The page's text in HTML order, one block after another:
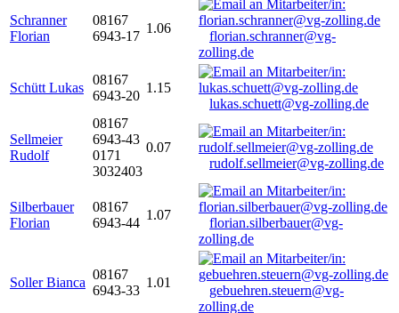
Schranner
Florian
08167
6943-17
1.06
florian.schranner@vg-
zolling.de
Schütt Lukas
08167
6943-20
1.15
lukas.schuett@vg-zolling.de
Sellmeier
Rudolf
08167
6943-43
0171
3032403
0.07
rudolf.sellmeier@vg-zolling.de
Silberbauer
Florian
08167
6943-44
1.07
florian.silberbauer@vg-
zolling.de
Soller Bianca
08167
6943-33
1.01
gebuehren.steuern@vg-
zolling.de